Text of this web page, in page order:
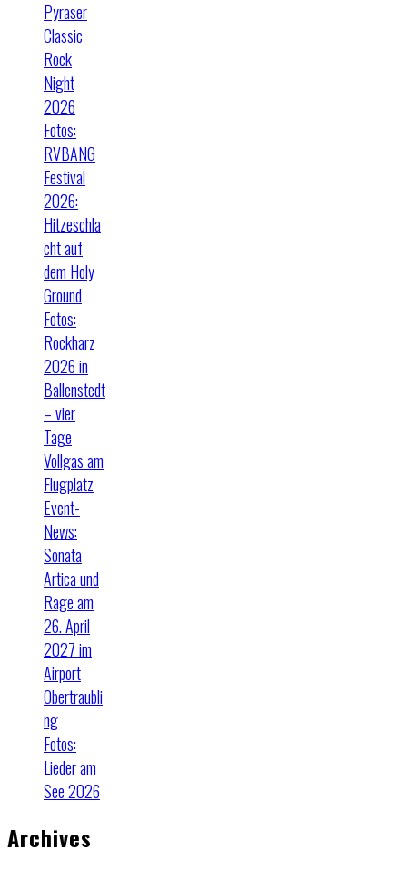
Pyraser
Classic
Rock
Night
2026
Fotos:
RVBANG
Festival
2026:
Hitzeschla
cht auf
dem Holy
Ground
Fotos:
Rockharz
2026 in
Ballenstedt
– vier
Tage
Vollgas am
Flugplatz
Event-
News:
Sonata
Artica und
Rage am
26. April
2027 im
Airport
Obertraubli
ng
Fotos:
Lieder am
See 2026
Archives